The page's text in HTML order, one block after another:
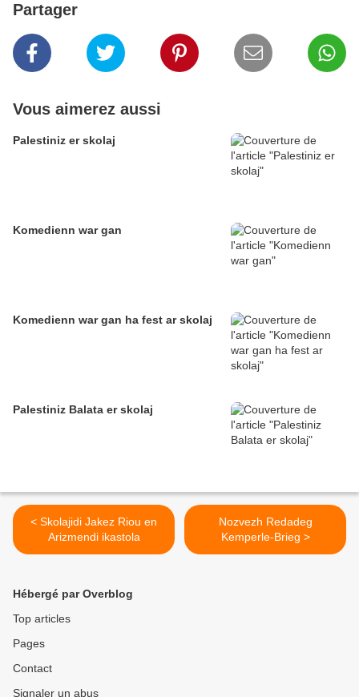
Partager
Vous aimerez aussi
Palestiniz er skolaj
Komedienn war gan
Komedienn war gan ha fest ar skolaj
Palestiniz Balata er skolaj
< Skolajidi Jakez Riou en
Arizmendi ikastola
Nozvezh Redadeg
Kemperle-Brieg >
Hébergé par Overblog
Top articles
Pages
Contact
Signaler un abus